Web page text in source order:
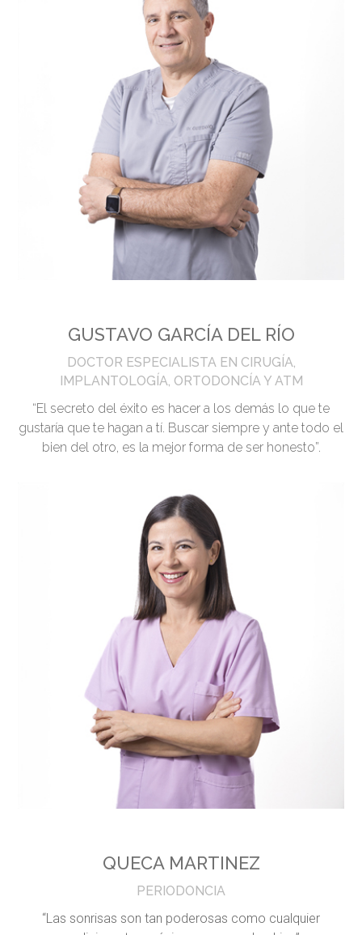
GUSTAVO GARCÍA DEL RÍO
DOCTOR ESPECIALISTA EN CIRUGÍA,
IMPLANTOLOGÍA, ORTODONCÍA Y ATM
“El secreto del éxito es hacer a los demás lo que te
gustaría que te hagan a tí. Buscar siempre y ante todo el
bien del otro, es la mejor forma de ser honesto”.
QUECA MARTINEZ
PERIODONCIA
“Las sonrisas son tan poderosas como cualquier